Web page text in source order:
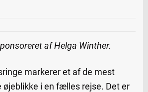
af Helga Winther.
markerer et af de mest
øjeblikke i en fælles rejse. Det er